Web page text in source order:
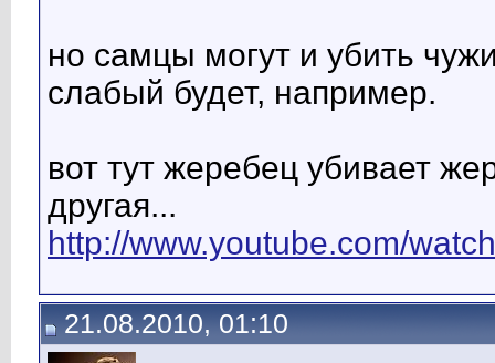
но самцы могут и убить
слабый будет, например.
вот тут жеребец убивает
другая...
http://www.youtube.com/
21.08.2010, 01:10